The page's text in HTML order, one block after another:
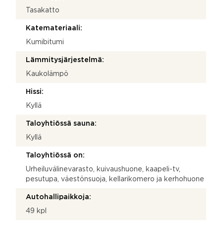
Tasakatto
Katemateriaali:
Kumibitumi
Lämmitysjärjestelmä:
Kaukolämpö
Hissi:
Kyllä
Taloyhtiössä sauna:
Kyllä
Taloyhtiössä on:
Urheiluvälinevarasto, kuivaushuone, kaapeli-tv,
pesutupa, väestönsuoja, kellarikomero ja kerhohuone
Autohallipaikkoja:
49 kpl